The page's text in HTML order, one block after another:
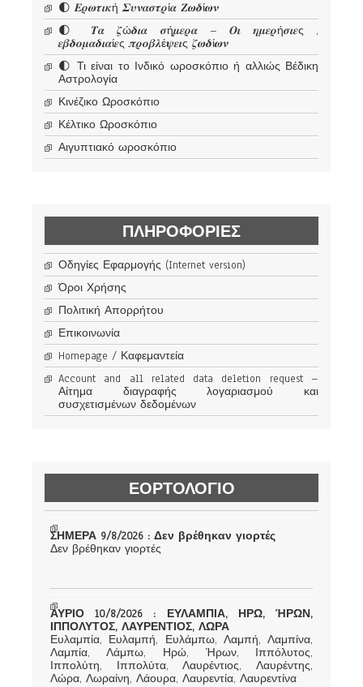
🌓 𝜠𝝆𝝎𝝉𝜾𝜿ή 𝜮𝝊𝝂𝜶𝝈𝝉𝝆ί𝜶 𝜡𝝎𝜹ί𝝎𝝂
🌓 𝜯𝜶 𝜻ώ𝜹𝜾𝜶 𝝈ή𝝁𝜺𝝆𝜶 – 𝜪𝜾 𝜼𝝁𝜺𝝆ή𝝈𝜾𝜺ς ,
𝜺𝜷𝜹𝝄𝝁𝜶𝜹𝜾𝜶ί𝜺ς 𝝅𝝆𝝄𝜷𝝀έ𝝍𝜺𝜾ς 𝜻𝝎𝜹ί𝝎𝝂
🌓 Τι είναι το Ινδικό ωροσκόπιο ή αλλιώς Βέδικη
Αστρολογία
Κινέζικο Ωροσκόπιο
Κέλτικο Ωροσκόπιο
Αιγυπτιακό ωροσκόπιο
ΠΛΗΡΟΦΟΡΊΕΣ
Οδηγίες Εφαρμογής (Internet version)
Όροι Χρήσης
Πολιτική Απορρήτου
Επικοινωνία
Homepage / Καφεμαντεία
Account and all related data deletion request –
Αίτημα διαγραφής λογαριασμού και
συσχετισμένων δεδομένων
ΕΟΡΤΟΛΟΓΙΟ
ΣΗΜΕΡΑ 9/8/2026 : Δεν βρέθηκαν γιορτές
Δεν βρέθηκαν γιορτές
ΑΥΡΙΟ 10/8/2026 : ΕΥΛΑΜΠΙΑ, ΗΡΩ, ΉΡΩΝ,
ΙΠΠΟΛΥΤΟΣ, ΛΑΥΡΕΝΤΙΟΣ, ΛΩΡΑ
Ευλαμπία, Ευλαμπή, Ευλάμπω, Λαμπή, Λαμπίνα,
Λαμπία, Λάμπω, Ηρώ, Ήρων, Ιππόλυτος,
Ιππολύτη, Ιππολύτα, Λαυρέντιος, Λαυρέντης,
Λώρα, Λωραίνη, Λάουρα, Λαυρεντία, Λαυρεντίνα